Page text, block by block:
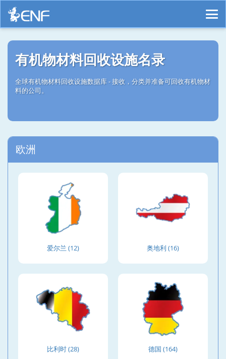
有机物材料回收设施名录
全球有机物材料回收设施数据库 - 接收，分类并准备可回收有机物材
料的公司。
欧洲
爱尔兰 (12) 奥地利 (16)
比利时 (28) 德国 (164)